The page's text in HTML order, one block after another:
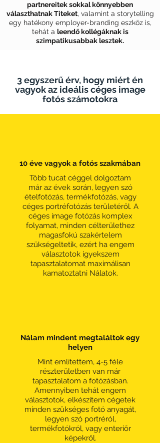
partnereitek sokkal könnyebben
választhatnak Titeket, valamint a storytelling
egy hatékony employer-branding eszköz is,
tehát a leendő kollégáknak is
szimpatikusabbak lesztek.
3 egyszerű érv, hogy miért én
vagyok az ideális céges image
fotós számotokra
10 éve vagyok a fotós szakmában
Több tucat céggel dolgoztam
már az évek során, legyen szó
ételfotózás, termékfotózás, vagy
céges portréfotózás területéről. A
céges image fotózás komplex
folyamat, minden célterülethez
magasfokú szakértelem
szükségeltetik, ezért ha engem
választotok igyekszem
tapasztalatomat maximálisan
kamatoztatni Nálatok.
Nálam mindent megtaláltok egy
helyen
Mint említettem, 4-5 féle
részterületben van már
tapasztalatom a fotózásban.
Amennyiben tehát engem
választotok, elkészítem cégetek
minden szükséges fotó anyagát,
legyen szó portréról,
termékfotókról, vagy enteriőr
képekről.